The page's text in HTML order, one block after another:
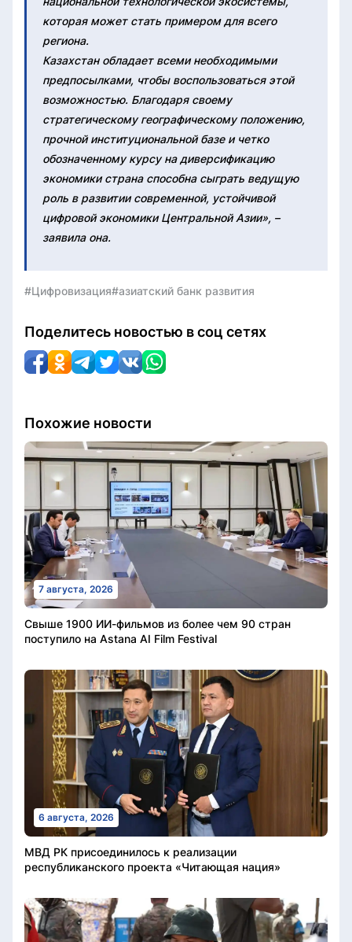
которая может стать примером для всего
региона.
Казахстан обладает всеми необходимыми
предпосылками, чтобы воспользоваться этой
возможностью. Благодаря своему
стратегическому географическому положению,
прочной институциональной базе и четко
обозначенному курсу на диверсификацию
экономики страна способна сыграть ведущую
роль в развитии современной, устойчивой
цифровой экономики Центральной Азии», –
заявила она.
#Цифровизация#азиатский банк развития
Поделитесь новостью в соц сетях
Похожие новости
7 августа, 2026
Свыше 1900 ИИ-фильмов из более чем 90 стран
поступило на Astana AI Film Festival
6 августа, 2026
МВД РК присоединилось к реализации
республиканского проекта «Читающая нация»